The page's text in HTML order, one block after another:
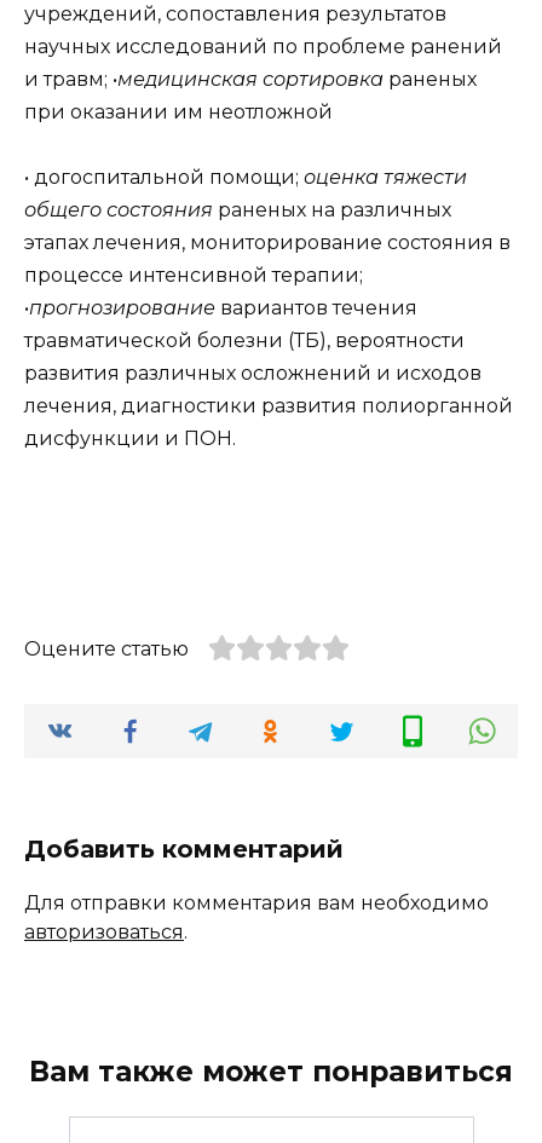
учреждений, сопоставления результатов
научных исследований по проблеме ранений
и травм; •медицинская сортировка раненых
при оказании им неотложной
• догоспитальной помощи; оценка тяжести
общего состояния раненых на различных
этапах лечения, мониторирование состояния в
процессе интенсивной терапии;
•прогнозирование вариантов течения
травматической болезни (ТБ), вероятности
развития различных осложнений и исходов
лечения, диагностики развития полиорганной
дисфункции и ПОН.
Оцените статью
Добавить комментарий
Для отправки комментария вам необходимо
авторизоваться.
Вам также может понравиться